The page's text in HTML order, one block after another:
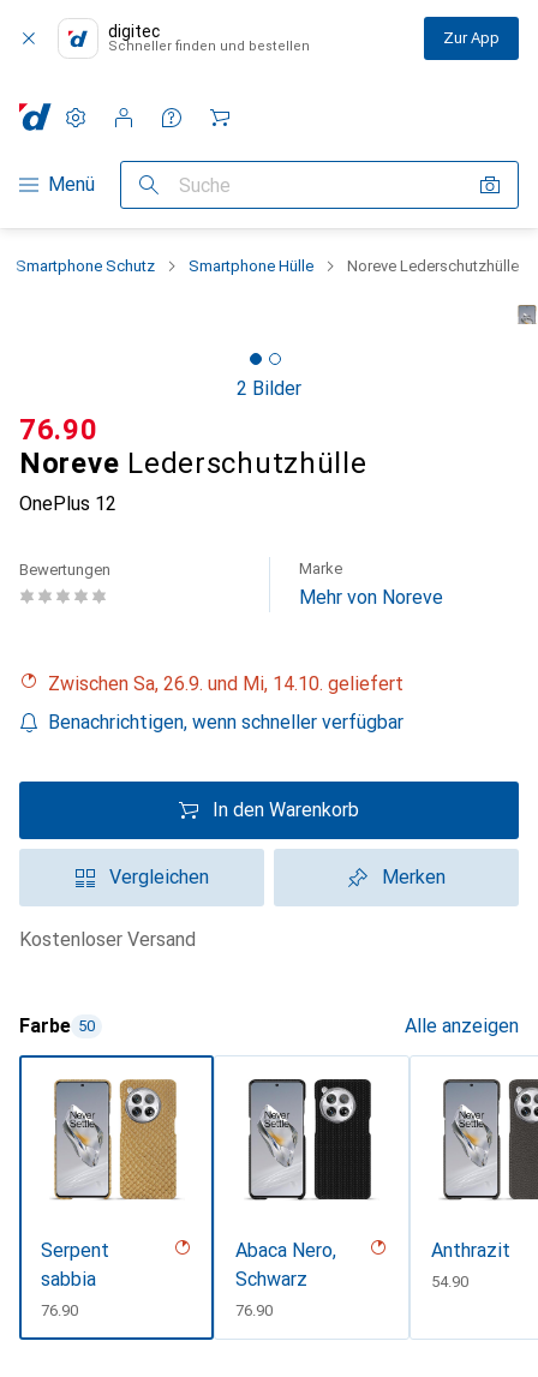
digitec
Schneller finden und bestellen Zur App
Navigation nach Kategorien
Menü Suche
Einstellungen
Kundenkonto
Vergleichslisten
Merklisten
Warenkorb
Smartphone Schutz Smartphone Hülle Noreve Lederschutzhülle
2 Bilder
Noreve Lederschutzhülle
OnePlus 12
CHF
76.90
Bewertungen Marke
Mehr von Noreve
Zwischen Sa, 26.9. und Mi, 14.10. geliefert
Benachrichtigen, wenn schneller verfügbar
In den Warenkorb
Vergleichen Merken
kostenloser Versand
Farbe 50 Alle anzeigen
Serpent
sabbia
CHF
76.90
Abaca Nero,
Schwarz
CHF
76.90
Anthrazit
CHF
54.90